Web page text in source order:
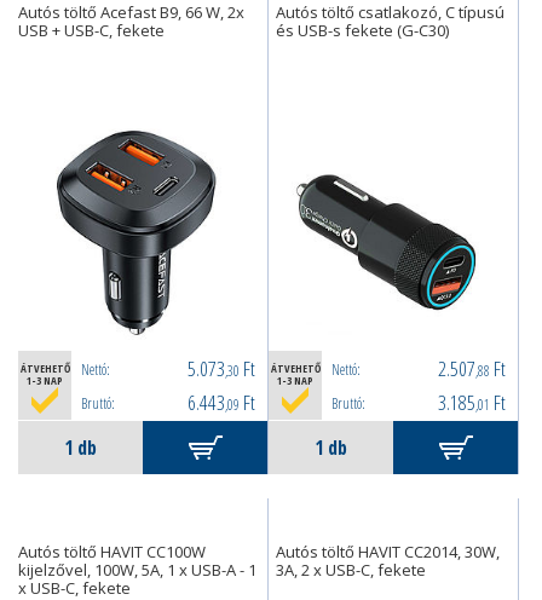
Autós töltő Acefast B9, 66 W, 2x
USB + USB-C, fekete
ÁTVEHETŐ
1-3 NAP
Nettó: 5.073,30 Ft
Bruttó: 6.443,09 Ft
Autós töltő csatlakozó, C típusú
és USB-s fekete (G-C30)
ÁTVEHETŐ
1-3 NAP
Nettó: 2.507,88 Ft
Bruttó: 3.185,01 Ft
Autós töltő HAVIT CC100W
kijelzővel, 100W, 5A, 1 x USB-A - 1
x USB-C, fekete
Autós töltő HAVIT CC2014, 30W,
3A, 2 x USB-C, fekete